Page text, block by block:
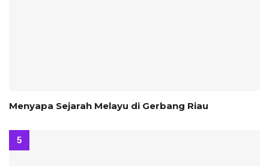
Menyapa Sejarah Melayu di Gerbang Riau